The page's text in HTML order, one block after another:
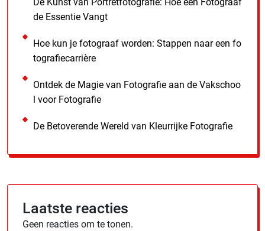
de Essentie Vangt
Hoe kun je fotograaf worden: Stappen naar een fo
tografiecarrière
Ontdek de Magie van Fotografie aan de Vakschoo
l voor Fotografie
De Betoverende Wereld van Kleurrijke Fotografie
Laatste reacties
Geen reacties om te tonen.